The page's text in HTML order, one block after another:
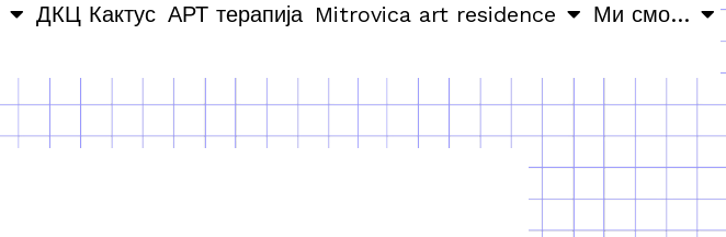
ДКЦ Кактус АРТ терапија Mitrovica art residence Ми смо…